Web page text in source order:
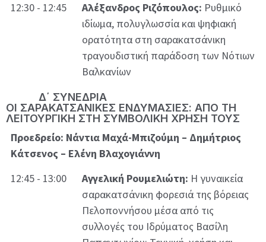
12:30 - 12:45
Αλέξανδρος Ριζόπουλος: Ρυθμικό
ιδίωμα, πολυγλωσσία και ψηφιακή
ορατότητα στη σαρακατσάνικη
τραγουδιστική παράδοση των Νότιων
Βαλκανίων
Δ΄ ΣΥΝΕΔΡΙΑ
ΟΙ ΣΑΡΑΚΑΤΣΑΝΙΚΕΣ ΕΝΔΥΜΑΣΙΕΣ: ΑΠΟ ΤΗ
ΛΕΙΤΟΥΡΓΙΚΗ ΣΤΗ ΣΥΜΒΟΛΙΚΗ ΧΡΗΣΗ ΤΟΥΣ
Προεδρείο: Νάντια Μαχά-Μπιζούμη – Δημήτριος
Κάτσενος – Ελένη Βλαχογιάννη
12:45 - 13:00
Αγγελική Ρουμελιώτη: Η γυναικεία
σαρακατσάνικη φορεσιά της βόρειας
Πελοποννήσου μέσα από τις
συλλογές του Ιδρύματος Βασίλη